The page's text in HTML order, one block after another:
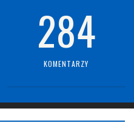
284
KOMENTARZY